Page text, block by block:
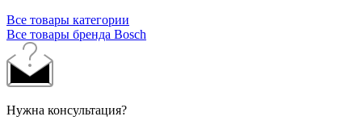
Все товары категории
Все товары бренда Bosch
Нужна консультация?